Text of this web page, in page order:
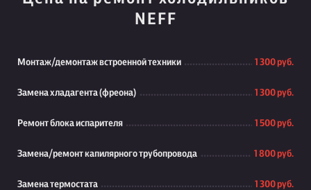
NEFF
Монтаж/демонтаж встроенной техники 1 300 руб.
Замена хладагента (фреона) 1 300 руб.
Ремонт блока испарителя 1 500 руб.
Замена/ремонт капилярного трубопровода 1 800 руб.
Замена термостата 1 300 руб.